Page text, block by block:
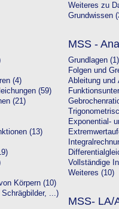
Weiteres zu
Grundwissen
(4)
(59)
(21)
(13)
Körpern (10)
...)
MSS -
Grundlagen (1)
Folgen und
Ableitung und
Exponential-
Vollständige
Weiteres (10)
MSS- LA/